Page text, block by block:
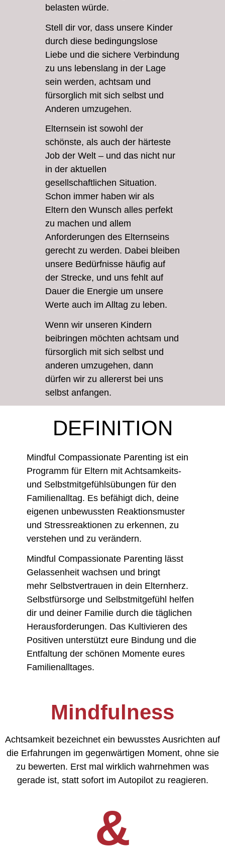
belasten würde.
Stell dir vor, dass unsere Kinder
durch diese bedingungslose
Liebe und die sichere Verbindung
zu uns lebenslang in der Lage
sein werden, achtsam und
fürsorglich mit sich selbst und
Anderen umzugehen.
Elternsein ist sowohl der
schönste, als auch der härteste
Job der Welt – und das nicht nur
in der aktuellen
gesellschaftlichen Situation.
Schon immer haben wir als
Eltern den Wunsch alles perfekt
zu machen und allem
Anforderungen des Elternseins
gerecht zu werden. Dabei bleiben
unsere Bedürfnisse häufig auf
der Strecke, und uns fehlt auf
Dauer die Energie um unsere
Werte auch im Alltag zu leben.
Wenn wir unseren Kindern
beibringen möchten achtsam und
fürsorglich mit sich selbst und
anderen umzugehen, dann
dürfen wir zu allererst bei uns
selbst anfangen.
DEFINITION
Mindful Compassionate Parenting ist ein
Programm für Eltern mit Achtsamkeits-
und Selbstmitgefühlsübungen für den
Familienalltag. Es befähigt dich, deine
eigenen unbewussten Reaktionsmuster
und Stressreaktionen zu erkennen, zu
verstehen und zu verändern.
Mindful Compassionate Parenting lässt
Gelassenheit wachsen und bringt
mehr Selbstvertrauen in dein Elternherz.
Selbstfürsorge und Selbstmitgefühl helfen
dir und deiner Familie durch die täglichen
Herausforderungen. Das Kultivieren des
Positiven unterstützt eure Bindung und die
Entfaltung der schönen Momente eures
Familienalltages.
Mindfulness
Achtsamkeit bezeichnet ein bewusstes Ausrichten auf
die Erfahrungen im gegenwärtigen Moment, ohne sie
zu bewerten. Erst mal wirklich wahrnehmen was
gerade ist, statt sofort im Autopilot zu reagieren.
&